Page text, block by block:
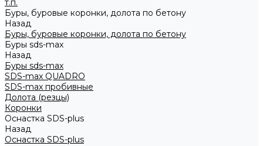
т.п.
Буры, буровые коронки, долота по бетону
Назад
Буры, буровые коронки, долота по бетону
Буры sds-max
Назад
Буры sds-max
SDS-max QUADRO
SDS-max пробивные
Долота (резцы)
Коронки
Оснастка SDS-plus
Назад
Оснастка SDS-plus